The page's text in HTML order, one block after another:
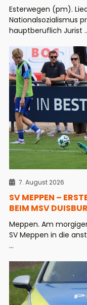
Esterwegen (pm).
Nationalsozialismus
hauptberuflich Jurist
7. August 2026
SV MEPPEN –
BEIM MSV
Meppen. Am
SV Meppen in die
...